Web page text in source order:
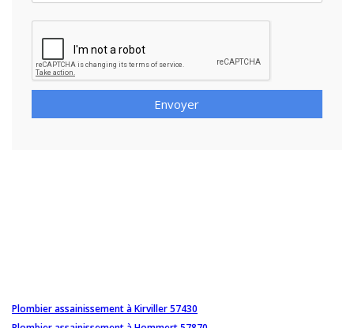
Envoyer
Plombier assainissement à Kirviller 57430